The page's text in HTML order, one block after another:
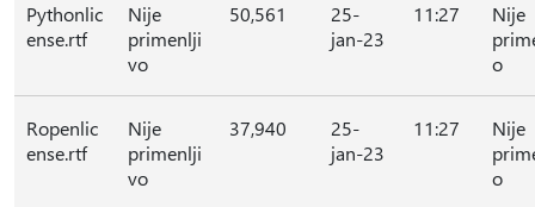
Pythonlic
ense.rtf
Nije
primenlji
vo
50,561
25-
jan-23
11:27
Nije
o
Ropenlic
ense.rtf
Nije
primenlji
vo
37,940
25-
jan-23
11:27
Nije
o